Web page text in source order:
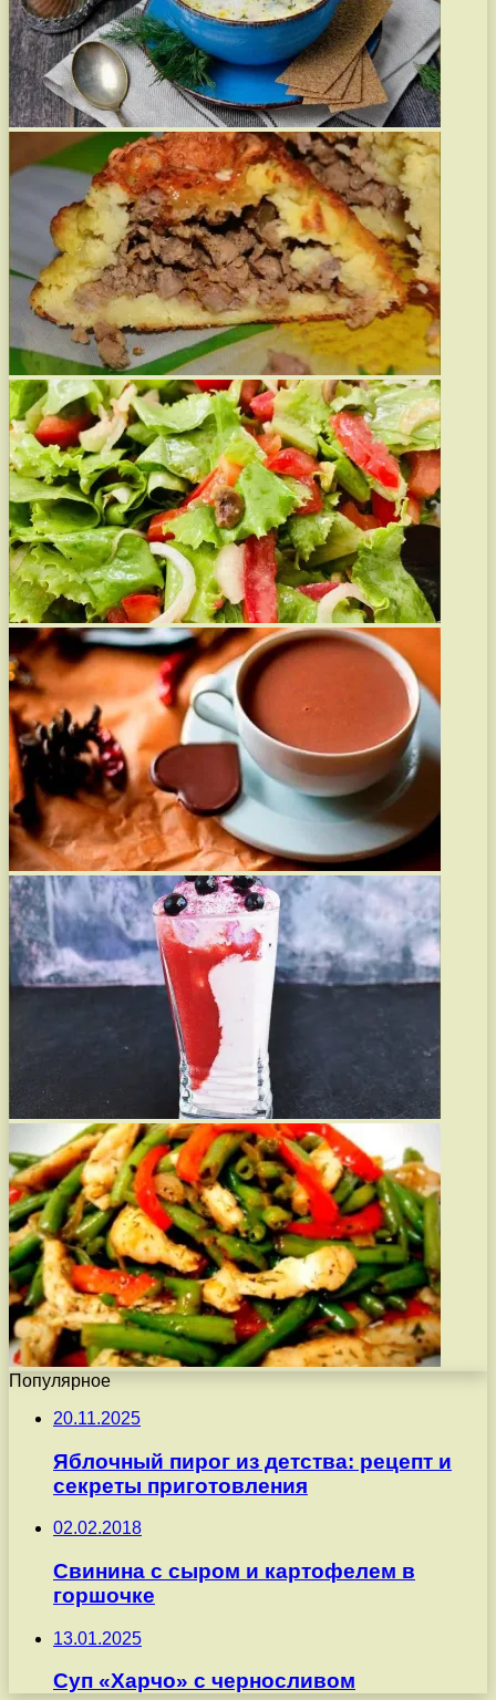
Популярное
20.11.2025
Яблочный пирог из детства: рецепт и
секреты приготовления
02.02.2018
Свинина с сыром и картофелем в
горшочке
13.01.2025
Суп «Харчо» с черносливом